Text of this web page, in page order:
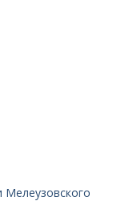
Мелеузовского